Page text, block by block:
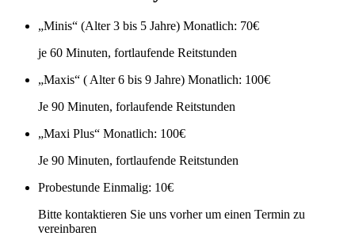
„Minis“ (Alter 3 bis 5 Jahre) Monatlich: 70€
je 60 Minuten, fortlaufende Reitstunden
„Maxis“ ( Alter 6 bis 9 Jahre) Monatlich: 100€
Je 90 Minuten, forlaufende Reitstunden
„Maxi Plus“ Monatlich: 100€
Je 90 Minuten, fortlaufende Reitstunden
Probestunde Einmalig: 10€
Bitte kontaktieren Sie uns vorher um einen Termin zu
vereinbaren